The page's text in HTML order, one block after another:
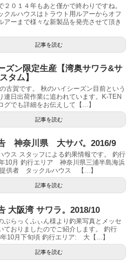
２０１４年もあと僅かで終わりですね。
クルハウスはトラウト用ルアーからオフ
アーまで様々な新製品を発売させて頂き
記事を読む
ズン限定生産【湾奥サワラ&サ
タム】
古賀です。 秋のハイシーズン目前という
連日出荷作業に追われています。K-TEN
グでも詳細をお伝えして【...】
記事を読む
神奈川県 大サバ。2016/9
ウス スタッフによる釣果情報です。 釣行
10月 釣行エリア 神奈川県三浦半島海浜
供者 タックルハウス 【...】
記事を読む
大阪湾 サワラ。2018/10
ぶらっくふぃん様より釣果写真とメッセ
ておりましたのでご紹介します。 釣行
10月下旬頃 釣行エリア: 大【...】
記事を読む